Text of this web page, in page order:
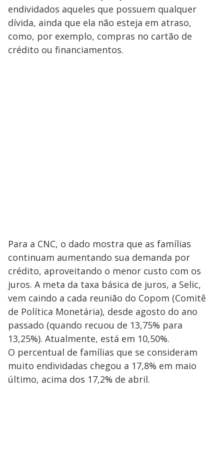
endividados aqueles que possuem qualquer
dívida, ainda que ela não esteja em atraso,
como, por exemplo, compras no cartão de
crédito ou financiamentos.
Para a CNC, o dado mostra que as famílias
continuam aumentando sua demanda por
crédito, aproveitando o menor custo com os
juros. A meta da taxa básica de juros, a Selic,
vem caindo a cada reunião do Copom (Comitê
de Política Monetária), desde agosto do ano
passado (quando recuou de 13,75% para
13,25%). Atualmente, está em 10,50%.
O percentual de famílias que se consideram
muito endividadas chegou a 17,8% em maio
último, acima dos 17,2% de abril.